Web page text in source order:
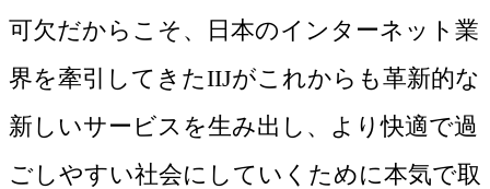
可欠だからこそ、日本のインターネット業
界を牽引してきたIIJがこれからも革新的な
新しいサービスを生み出し、より快適で過
ごしやすい社会にしていくために本気で取